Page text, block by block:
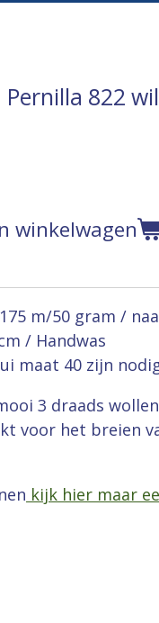
Pernilla 822
winkelwagen
m/50 gram /
/ Handwas
maat 40 zijn
3 draads
voor het breien
kijk hier maar